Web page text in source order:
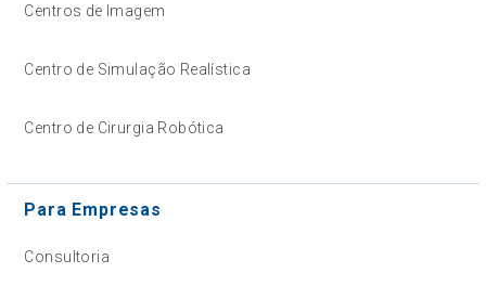
Centros de Imagem
Centro de Simulação Realística
Centro de Cirurgia Robótica
Para Empresas
Consultoria